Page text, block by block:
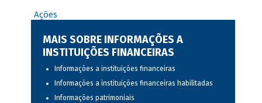
Ações
MAIS SOBRE INFORMAÇÕES A
INSTITUIÇÕES FINANCEIRAS
Informações a instituições financeiras
Informações a instituições financeiras habilitadas
Informações patrimoniais